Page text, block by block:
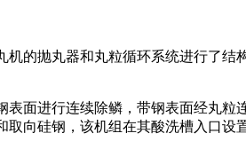
的抛丸器和丸粒循环系统进行了结
面进行连续除鳞，带钢表面经丸粒
向硅钢，该机组在其酸洗槽入口设